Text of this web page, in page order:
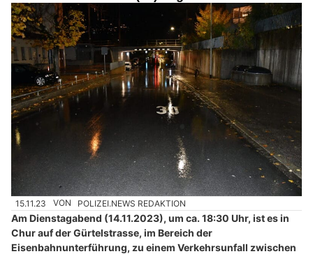
15.11.23 VON POLIZEI.NEWS REDAKTION
Am Dienstagabend (14.11.2023), um ca. 18:30 Uhr, ist es in
Chur auf der Gürtelstrasse, im Bereich der
Eisenbahnunterführung, zu einem Verkehrsunfall zwischen